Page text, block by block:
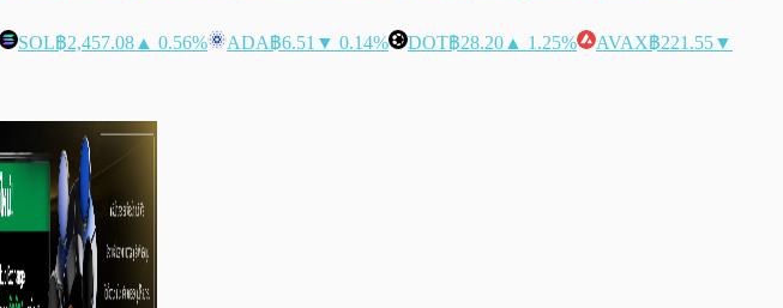
SOL฿2,457.08 ▲ 0.56% ADA฿6.51 ▼ 0.14% DOT฿28.20 ▲ 1.25% AVAX฿221.55▼